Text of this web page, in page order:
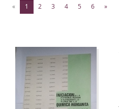
Autoayuda. Conocimiento personal
Biografía
Biografías
Ciencia ficción
« 1 (current)
2 3 4 5 6 »